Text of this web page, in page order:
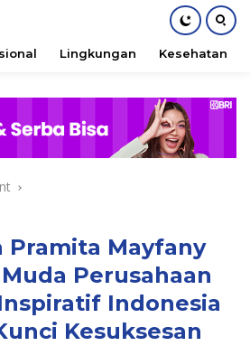
Lingkungan Kesehatan
Pramita Mayfany
Perusahaan
Indonesia
Kesuksesan